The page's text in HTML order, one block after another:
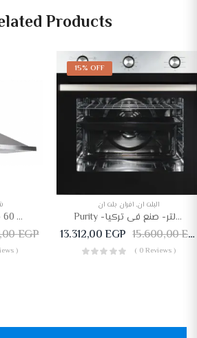
Products
H610B إيكوماتيك شفاط هرمى 60 سم إستانلس
EGP
)
15% OFF
البلت ان, افران بلت ان
Purity -فرن كهرباء كامل بمروحه 60 سم-76 لتر- صنع فى تركيا– PT606EE
13.312,00EGP 15.600,00EGP
( 0 Reviews )